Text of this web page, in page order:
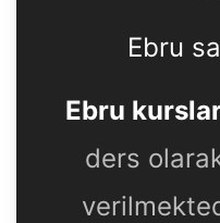
Ebru
Ebru
ders